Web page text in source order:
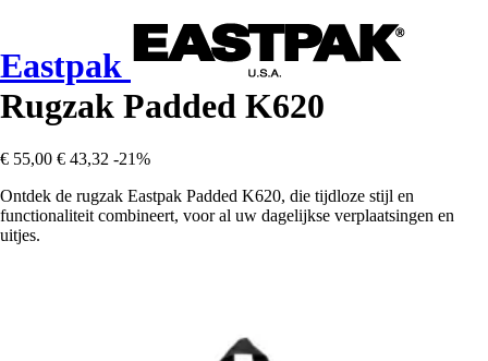
Eastpak
Rugzak Padded K620
€ 55,00 € 43,32 -21%
Ontdek de rugzak Eastpak Padded K620, die tijdloze stijl en
functionaliteit combineert, voor al uw dagelijkse verplaatsingen en
uitjes.